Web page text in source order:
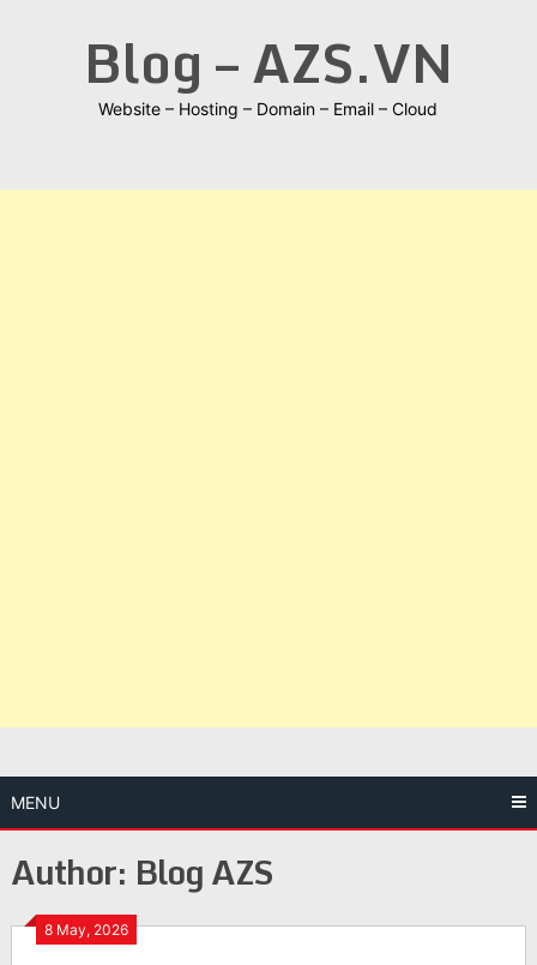
Blog – AZS.VN
Website – Hosting – Domain – Email – Cloud
MENU
Author: Blog AZS
8 May, 2026